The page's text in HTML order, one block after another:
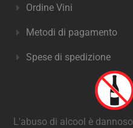
Ordine Vini
Metodi di pagamento
Spese di spedizione
L'abuso di alcool è